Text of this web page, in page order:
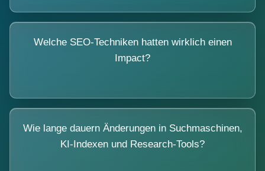
Welche SEO-Techniken hatten wirklich einen
Impact?
Wie lange dauern Änderungen in Suchmaschinen,
KI-Indexen und Research-Tools?